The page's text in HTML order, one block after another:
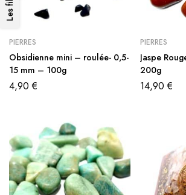
PIERRES
Obsidienne mini – roulée- 0,5-
15 mm – 100g
4,90€
PIERRES
Jaspe
200g
14,90€